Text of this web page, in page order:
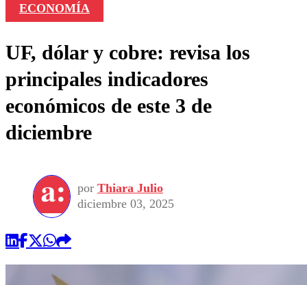
ECONOMÍA
UF, dólar y cobre: revisa los
principales indicadores
económicos de este 3 de
diciembre
por Thiara Julio
diciembre 03, 2025